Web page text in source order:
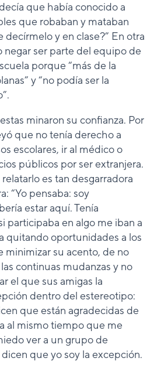
que había conocido a
que robaban y mataban
decírmelo y en clase?” En otra
negar ser parte del equipo de
porque “más de la
y “no podía ser la
minaron su confianza. Por
que no tenía derecho a
escolares, ir al médico o
públicos por ser extranjera.
es tan desgarradora
“Yo pensaba: soy
estar aquí. Tenía
participaba en algo me iban a
quitando oportunidades a los
minimizar su acento, de no
continuas mudanzas y no
el que sus amigas la
dentro del estereotipo:
que están agradecidas de
al mismo tiempo que me
ver a un grupo de
que yo soy la excepción.